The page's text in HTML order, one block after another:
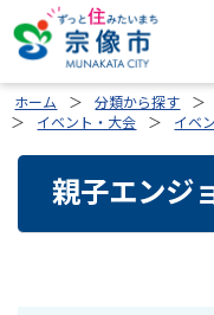
ホーム 分類から探す
イベント・大会
イベ
親子エンジ